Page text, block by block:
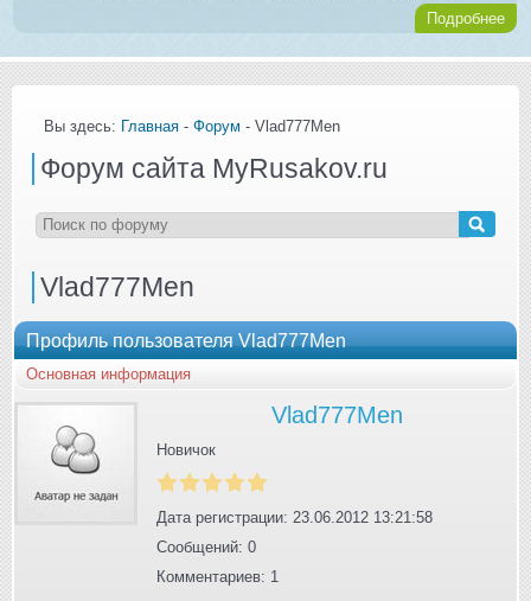
Подробнее
Вы здесь: Главная - Форум - Vlad777Men
Форум сайта MyRusakov.ru
Vlad777Men
Профиль пользователя Vlad777Men
Основная информация
Vlad777Men
Новичок
Дата регистрации: 23.06.2012 13:21:58
Сообщений: 0
Комментариев: 1